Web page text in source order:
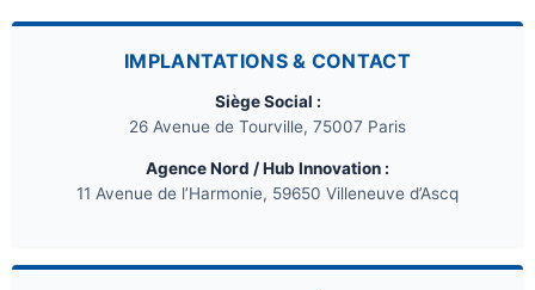
IMPLANTATIONS & CONTACT
Siège Social :
26 Avenue de Tourville, 75007 Paris
Agence Nord / Hub Innovation :
11 Avenue de l’Harmonie, 59650 Villeneuve d’Ascq